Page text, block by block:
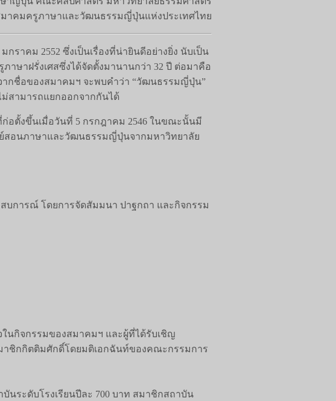
าคมครูภาษาและวัฒนธรรมญี่ปุ่นแห่งประเทศไทย
าคม 2552 ซึ่งเป็นเรื่องที่น่ายินดีอย่างยิ่ง นับเป็น
ษาฝรั่งเศสซึ่งได้จัดตั้งมานานกว่า 32 ปี ต่อมาคือ
ากชื่อของสมาคมฯ จะพบคำว่า “วัฒนธรรมญี่ปุ่น”
สามารถแยกออกจากกันได้
อตั้งขึ้นเมื่อวันที่ 5 กรกฎาคม 2546 ในขณะนั้นมี
สอนภาษาและวัฒนธรรมญี่ปุ่นจากมหาวิทยาลัย
บการณ์ โดยการจัดสัมมนา ปาฐกถา และกิจกรรม
กิจกรรมของสมาคมฯ และผู้ที่ได้รับเชิญ
ชิกกิตติมศักดิ์โดยมติเอกฉันท์ของคณะกรรมการ
ระดับโรงเรียนปีละ 700 บาท สมาชิกสถาบัน